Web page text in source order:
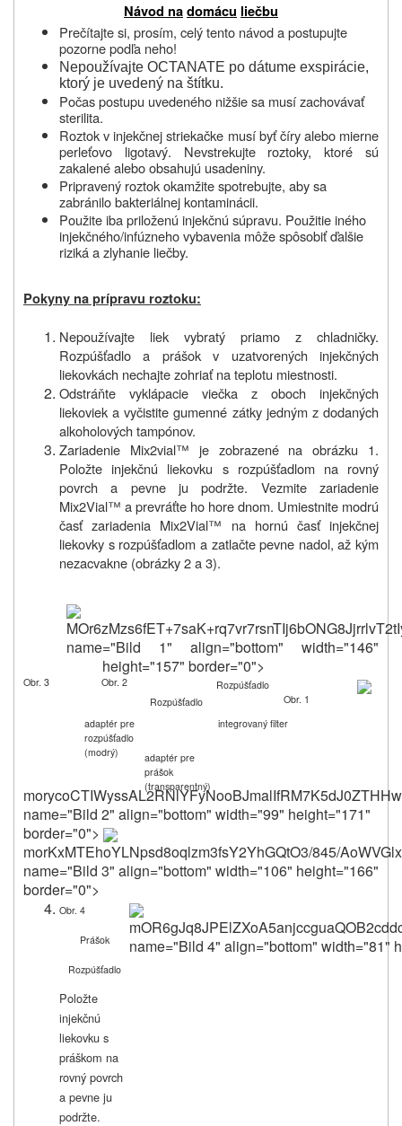
Návod nadomácu liečbu
Prečítajte si, prosím, celý tento návod a postupujte
pozorne podľa neho!
Nepoužívajte OCTANATE po dátume exspirácie,
ktorý je uvedený na štítku.
Počas postupu uvedeného nižšie sa musí zachovávať
sterilita.
Roztok v injekčnej striekačke musí byť číry alebo mierne
perleťovo ligotavý. Nevstrekujte roztoky, ktoré sú
zakalené alebo obsahujú usadeniny.
Pripravený roztok okamžite spotrebujte, aby sa
zabránilo bakteriálnej kontaminácii.
Použite iba priloženú injekčnú súpravu. Použitie iného
injekčného/infúzneho vybavenia môže spôsobiť ďalšie
riziká a zlyhanie liečby.
Pokyny na prípravu roztoku:
Nepoužívajte liek vybratý priamo z chladničky.
Rozpúšťadlo a prášok v uzatvorených injekčných
liekovkách nechajte zohriať na teplotu miestnosti.
Odstráňte vyklápacie viečka z oboch injekčných
liekoviek a vyčistite gumenné zátky jedným z dodaných
alkoholových tampónov.
Zariadenie Mix2vial™ je zobrazené na obrázku 1.
Položte injekčnú liekovku s rozpúšťadlom na rovný
povrch a pevne ju podržte. Vezmite zariadenie
Mix2Vial™ a prevráťte ho hore dnom. Umiestnite modrú
časť zariadenia Mix2Vial™ na hornú časť injekčnej
liekovky s rozpúšťadlom a zatlačte pevne nadol, až kým
nezacvakne (obrázky 2 a 3).
Obr. 3 Obr. 2
Rozpúšťadlo
Rozpúšťadlo
Obr. 1
adaptér pre
rozpúšťadlo
(modrý)
integrovaný filter
adaptér pre
prášok
(transparentný)
name="Bild 2" align="bottom" width="99" height="171"
border="0">
Obr. 4
Prášok
Rozpúšťadlo
Položte
injekčnú
liekovku s
práškom na
rovný povrch
a pevne ju
podržte.